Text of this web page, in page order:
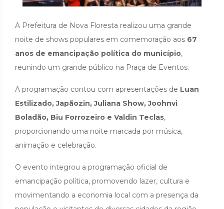
A Prefeitura de Nova Floresta realizou uma grande
noite de shows populares em comemoração aos 67
anos de emancipação política do município,
reunindo um grande público na Praça de Eventos.
A programação contou com apresentações de Luan
Estilizado, Japãozin, Juliana Show, Joohnvi
Boladão, Biu Forrozeiro e Valdin Teclas,
proporcionando uma noite marcada por música,
animação e celebração.
O evento integrou a programação oficial de
emancipação política, promovendo lazer, cultura e
movimentando a economia local com a presença da